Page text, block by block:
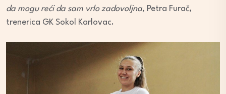
da mogu reći da sam vrlo zadovoljna, Petra Furač,
trenerica GK Sokol Karlovac.